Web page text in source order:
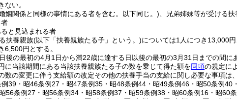
ない。
姻関係と同様の事情にある者を含む。以下同じ。) 、兄弟姉妹等が受ける
と見込まれる者
扶養親族(以下「扶養親族たる子」という。)については1人につき13,000円
6,500円とする。
後の最初の4月1日から満22歳に達する日以後の最初の3月31日までの間に
に当該期間にある当該扶養親族たる子の数を乗じて得た額を同項の規定に
数の変更に伴う支給額の改定その他の扶養手当の支給に関し必要な事項は
39・昭46条例27・昭47条例35・昭48条例44・昭49条例46・昭50条例40
56条例27・昭56条例34・昭58条例37・昭59条例38・昭60条例16・昭60